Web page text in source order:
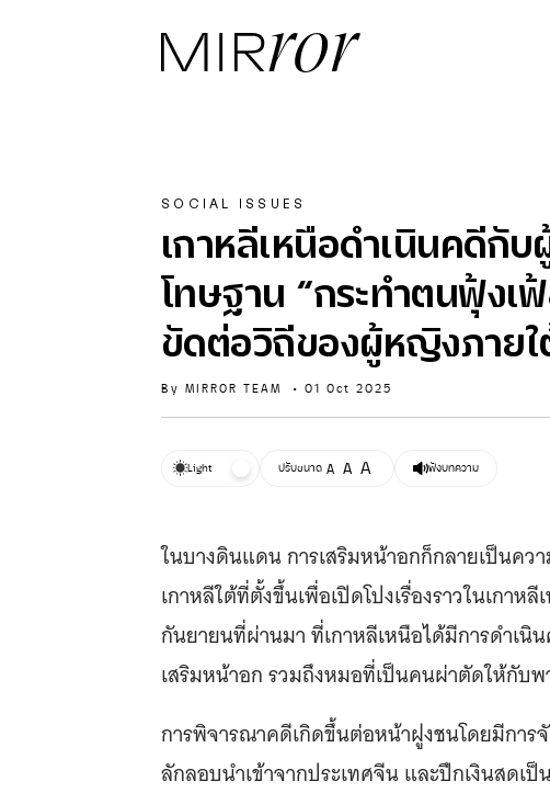
SOCIAL ISSUES
เกาหลีเหนือดำเนินคดีกั
โทษฐาน “กระทำตนฟุ้งเ
ขัดต่อวิถีของผู้หญิงภายใ
By MIRROR TEAM • 01 Oct 2025
Light ปรับขนาด A A A ฟังบทความ
ในบางดินแดน การเสริมหน้าอกก็กลายเป็นค
เกาหลีใต้ที่ตั้งขึ้นเพื่อเปิดโปงเรื่องราวในเกาห
กันยายนที่ผ่านมา ที่เกาหลีเหนือได้มีการดำเ
เสริมหน้าอก รวมถึงหมอที่เป็นคนผ่าตัดให้กับพ
การพิจารณาคดีเกิดขึ้นต่อหน้าฝูงชนโดยมีกา
ลักลอบนำเข้าจากประเทศจีน และปึกเงินสดเ